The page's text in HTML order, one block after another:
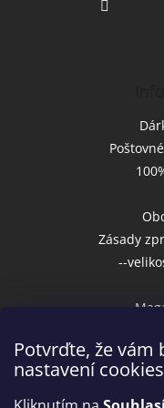
Potvrďte, že vám
nastavení cookies
Zásady
--